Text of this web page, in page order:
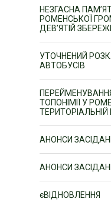
НЕЗГАСНА
РОМЕНСЬКОЇ
ДЕВ’ЯТІЙ
УТОЧНЕНИЙ
АВТОБУСІВ
ТОПОНІМІЇ У
ТЕРИТОРІАЛЬНІЙ
АНОНСИ
АНОНСИ
єВІДНОВЛЕННЯ